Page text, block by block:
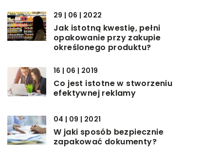
29 | 06 | 2022
Jak istotną kwestię, pełni
opakowanie przy zakupie
określonego produktu?
16 | 06 | 2019
Co jest istotne w stworzeniu
efektywnej reklamy
04 | 09 | 2021
W jaki sposób bezpiecznie
zapakować dokumenty?